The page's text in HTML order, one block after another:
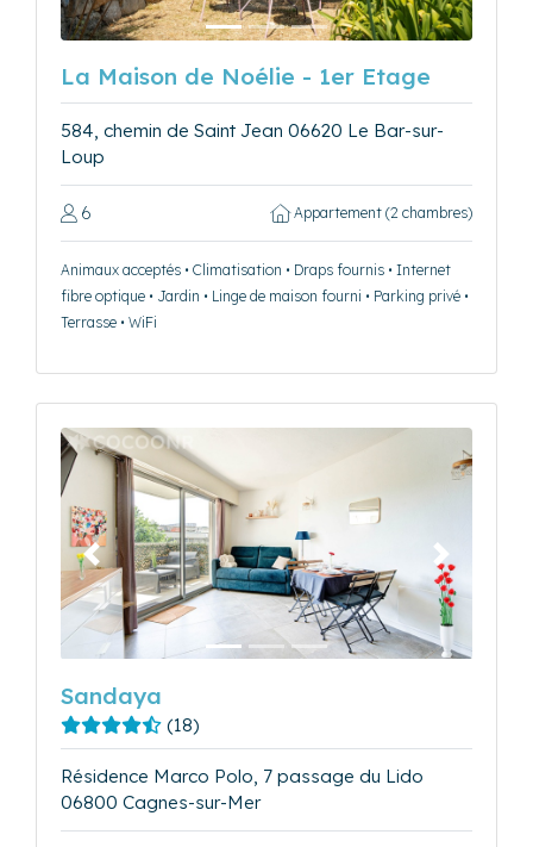
La Maison de Noélie - 1er Etage
584, chemin de Saint Jean 06620 Le Bar-sur-
Loup
6 Appartement (2 chambres)
Animaux acceptés • Climatisation • Draps fournis • Internet
fibre optique • Jardin • Linge de maison fourni • Parking privé •
Terrasse • WiFi
Précédent Suivant
Sandaya
(18)
Résidence Marco Polo, 7 passage du Lido
06800 Cagnes-sur-Mer